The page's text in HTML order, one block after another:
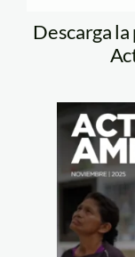
Descarga